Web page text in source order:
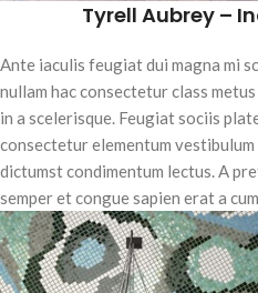
Tyrell Aubrey –
Ante iaculis feugiat dui magna mi
nullam hac consectetur class
in a scelerisque. Feugiat sociis
consectetur elementum
dictumst condimentum lectus. A
semper et congue sapien erat a